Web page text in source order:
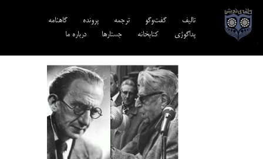
تالیف‎‌ گفت‌وگو ترجمه‌ پرونده
گاهنامه
پداگوژی
کتابخانه جستارها درباره ما